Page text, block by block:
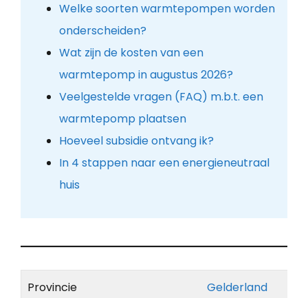
Welke soorten warmtepompen worden
onderscheiden?
Wat zijn de kosten van een
warmtepomp in augustus 2026?
Veelgestelde vragen (FAQ) m.b.t. een
warmtepomp plaatsen
Hoeveel subsidie ontvang ik?
In 4 stappen naar een energieneutraal
huis
Provincie Gelderland